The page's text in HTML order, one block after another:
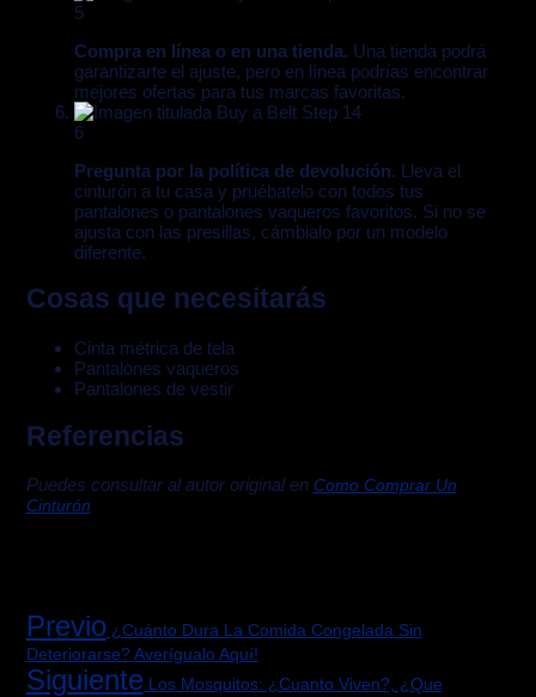
5
Compra en línea o en una tienda. Una tienda podrá
garantizarte el ajuste, pero en línea podrías encontrar
mejores ofertas para tus marcas favoritas.
6
Pregunta por la política de devolución. Lleva el
cinturón a tu casa y pruébatelo con todos tus
pantalones o pantalones vaqueros favoritos. Si no se
ajusta con las presillas, cámbialo por un modelo
diferente.
Cosas que necesitarás
Cinta métrica de tela
Pantalones vaqueros
Pantalones de vestir
Referencias
Puedes consultar al autor original en Como Comprar Un
Cinturón
Previo¿Cuánto Dura La Comida Congelada Sin
Deteriorarse? Averígualo Aquí!
SiguienteLos Mosquitos: ¿Cuanto Viven?, ¿Que